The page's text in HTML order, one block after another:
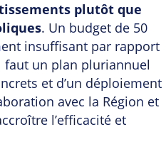
plutôt que
. Un budget de 50
insuffisant par rapport
faut un plan pluriannuel
et d’un déploiement
avec la Région et
l’efficacité et